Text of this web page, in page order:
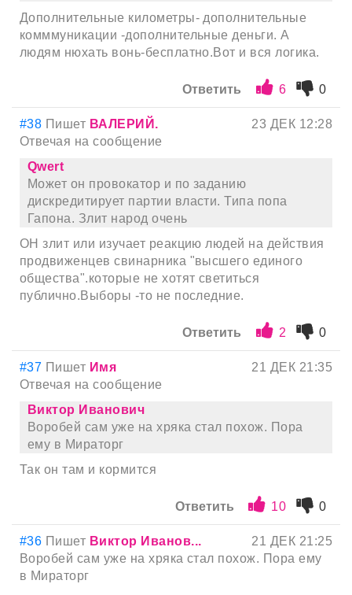
Дополнительные километры- дополнительные
комммуникации -дополнительные деньги. А
людям нюхать вонь-бесплатно.Вот и вся логика.
Ответить 6 0
#38 Пишет ВАЛЕРИЙ.
23 ДЕК 12:28
Отвечая на сообщение
Qwert
Может он провокатор и по заданию
дискредитирует партии власти. Типа попа
Гапона. Злит народ очень
ОН злит или изучает реакцию людей на действия
продвиженцев свинарника "высшего единого
общества".которые не хотят светиться
публично.Выборы -то не последние.
Ответить 2 0
#37 Пишет Имя
21 ДЕК 21:35
Отвечая на сообщение
Виктор Иванович
Воробей сам уже на хряка стал похож. Пора
ему в Мираторг
Так он там и кормится
Ответить 10 0
#36 Пишет Виктор Иванов...
21 ДЕК 21:25
Воробей сам уже на хряка стал похож. Пора ему
в Мираторг